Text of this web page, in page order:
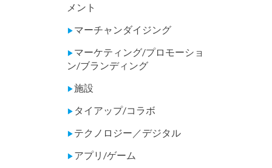
メント
▶ マーチャンダイジング
▶ マーケティング/プロモーショ
ン/ブランディング
▶施設
▶ タイアップ/コラボ
▶ テクノロジー／デジタル
▶ アプリ/ゲーム